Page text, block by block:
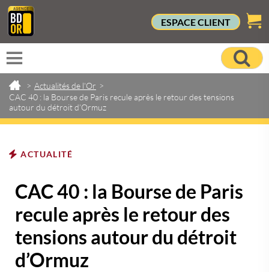
ESPACE CLIENT
> Actualités de l'Or >
CAC 40 : la Bourse de Paris recule après le retour des tensions
autour du détroit d’Ormuz
ACTUALITÉ
CAC 40 : la Bourse de Paris
recule après le retour des
tensions autour du détroit
d’Ormuz